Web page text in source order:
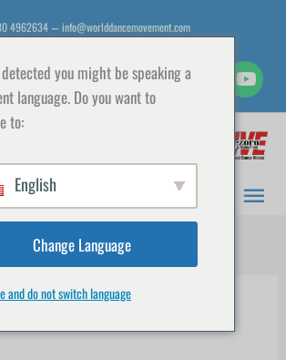
4962634— info@worlddancemovement.com
de cookies
you might be speaking a
language. Do you want to
to:
English
Change Language
and do not switch language